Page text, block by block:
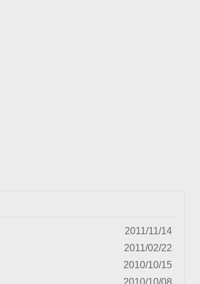
2011/11/14
2011/02/22
2010/10/15